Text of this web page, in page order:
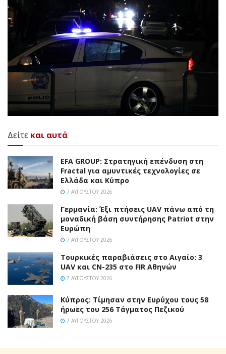
Δείτε και αυτά
EFA GROUP: Στρατηγική επένδυση στη
Fractal για αμυντικές τεχνολογίες σε
Ελλάδα και Κύπρο
7 ΑΥΓΟΎΣΤΟΥ 2026
Γερμανία: Έξι πτήσεις UAV πάνω από τη
μοναδική βάση συντήρησης Patriot στην
Ευρώπη
7 ΑΥΓΟΎΣΤΟΥ 2026
Τουρκικές παραβιάσεις στο Αιγαίο: 3
UAV και CN-235 στο FIR Αθηνών
7 ΑΥΓΟΎΣΤΟΥ 2026
Κύπρος: Τίμησαν στην Ευρύχου τους 58
ήρωες του 256 Τάγματος Πεζικού
7 ΑΥΓΟΎΣΤΟΥ 2026